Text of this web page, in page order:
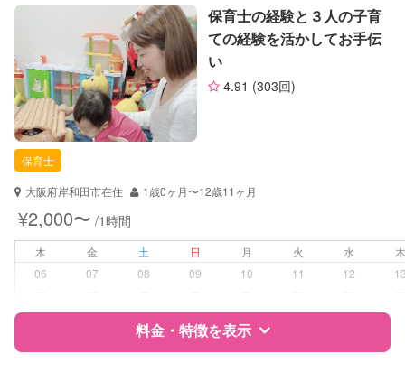
（定期特典）
対応可能
特徴 料金 レビュー
サポートの特徴
資格
自治体届出済ベビーシッター
保育士
幼稚園教諭
対応可能/特徴 子育て経験
病児対応
障がい児対応 対応可否は個別に相談
レッスン なし
保育士の経験と３人の子育
ての経験を活かしてお手伝
い
4.91 (303回)
保育士
大阪府岸和田市在住
1歳0ヶ月〜12歳11ヶ月
¥2,000〜 /1時間
木 金 土 日 月 火 水
06
07 08 09 10 11 12
料金・特徴を表示